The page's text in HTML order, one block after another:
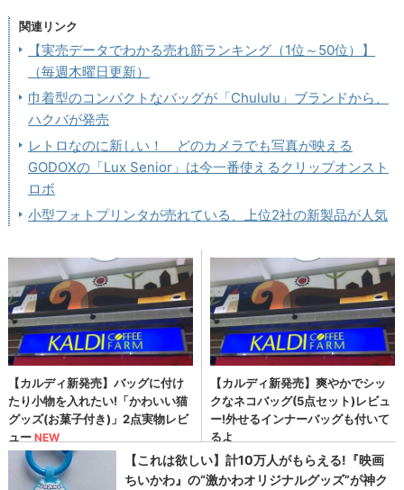
関連リンク
【実売データでわかる売れ筋ランキング（1位～50位）】
（毎週木曜日更新）
巾着型のコンパクトなバッグが「Chululu」ブランドから、
ハクバが発売
レトロなのに新しい！ どのカメラでも写真が映える
GODOXの「Lux Senior」は今一番使えるクリップオンスト
ロボ
小型フォトプリンタが売れている、上位2社の新製品が人気